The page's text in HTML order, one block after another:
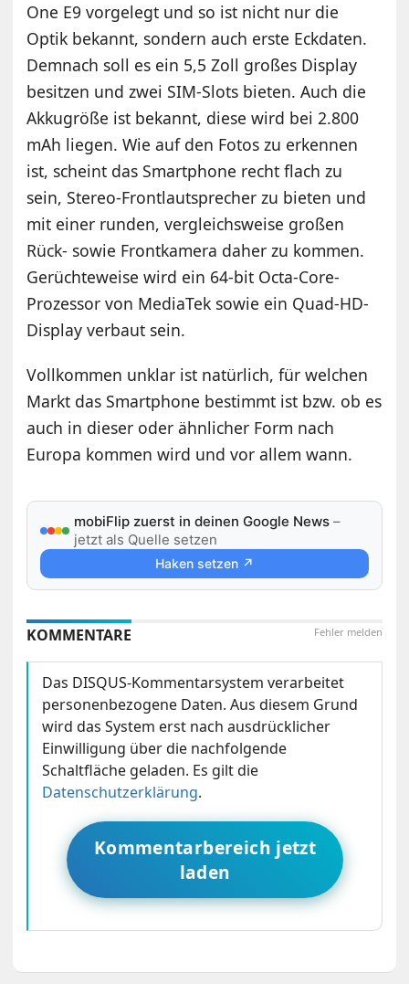
One E9 vorgelegt und so ist nicht nur die
Optik bekannt, sondern auch erste Eckdaten.
Demnach soll es ein 5,5 Zoll großes Display
besitzen und zwei SIM-Slots bieten. Auch die
Akkugröße ist bekannt, diese wird bei 2.800
mAh liegen. Wie auf den Fotos zu erkennen
ist, scheint das Smartphone recht flach zu
sein, Stereo-Frontlautsprecher zu bieten und
mit einer runden, vergleichsweise großen
Rück- sowie Frontkamera daher zu kommen.
Gerüchteweise wird ein 64-bit Octa-Core-
Prozessor von MediaTek sowie ein Quad-HD-
Display verbaut sein.
Vollkommen unklar ist natürlich, für welchen
Markt das Smartphone bestimmt ist bzw. ob es
auch in dieser oder ähnlicher Form nach
Europa kommen wird und vor allem wann.
mobiFlip zuerst in deinen Google News –
jetzt als Quelle setzen
Haken setzen ↗
Fehler melden
KOMMENTARE
Das DISQUS-Kommentarsystem verarbeitet
personenbezogene Daten. Aus diesem Grund
wird das System erst nach ausdrücklicher
Einwilligung über die nachfolgende
Schaltfläche geladen. Es gilt die
Datenschutzerklärung.
Kommentarbereich jetzt
laden